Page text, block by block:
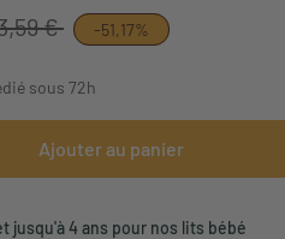
€ -51,17%
sous 72h
Ajouter au panier
jusqu'à 4 ans pour nos lits bébé